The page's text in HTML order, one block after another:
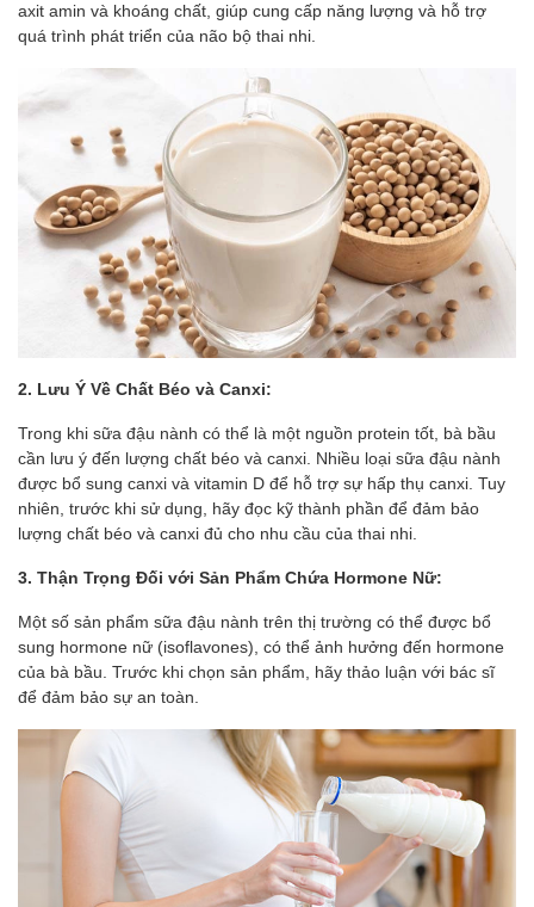
axit amin và khoáng chất, giúp cung cấp năng lượng và hỗ trợ
quá trình phát triển của não bộ thai nhi.
2. Lưu Ý Về Chất Béo và Canxi:
Trong khi sữa đậu nành có thể là một nguồn protein tốt, bà bầu
cần lưu ý đến lượng chất béo và canxi. Nhiều loại sữa đậu nành
được bổ sung canxi và vitamin D để hỗ trợ sự hấp thụ canxi. Tuy
nhiên, trước khi sử dụng, hãy đọc kỹ thành phần để đảm bảo
lượng chất béo và canxi đủ cho nhu cầu của thai nhi.
3. Thận Trọng Đối với Sản Phẩm Chứa Hormone Nữ:
Một số sản phẩm sữa đậu nành trên thị trường có thể được bổ
sung hormone nữ (isoflavones), có thể ảnh hưởng đến hormone
của bà bầu. Trước khi chọn sản phẩm, hãy thảo luận với bác sĩ
để đảm bảo sự an toàn.